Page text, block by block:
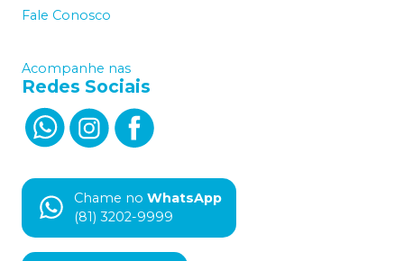
Fale Conosco
Acompanhe nas
Redes Sociais
Chame no WhatsApp
(81) 3202-9999